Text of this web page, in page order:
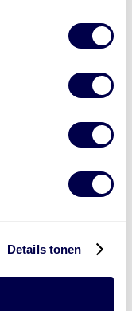
Details tonen